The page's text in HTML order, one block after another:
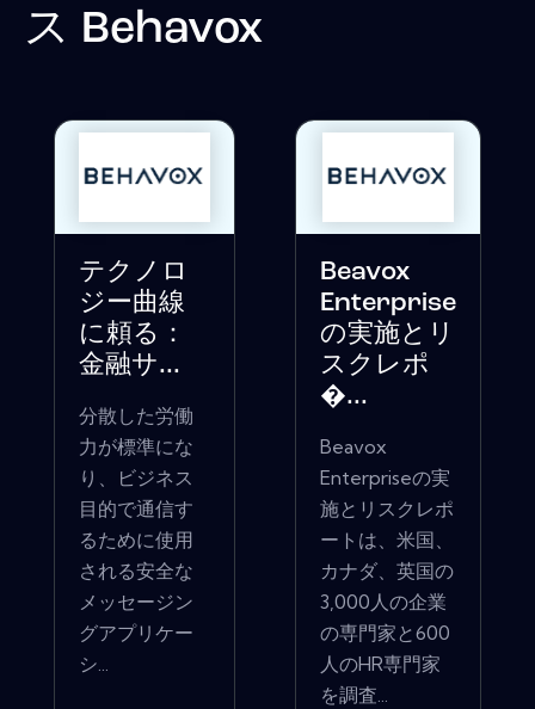
ス Behavox
テクノロ
ジー曲線
に頼る：
金融サ...
分散した労働
力が標準にな
り、ビジネス
目的で通信す
るために使用
される安全な
メッセージン
グアプリケー
シ...
Beavox
Enterprise
の実施とリ
スクレポ
�...
Beavox
Enterpriseの実
施とリスクレポ
ートは、米国、
カナダ、英国の
3,000人の企業
の専門家と600
人のHR専門家
を調査...